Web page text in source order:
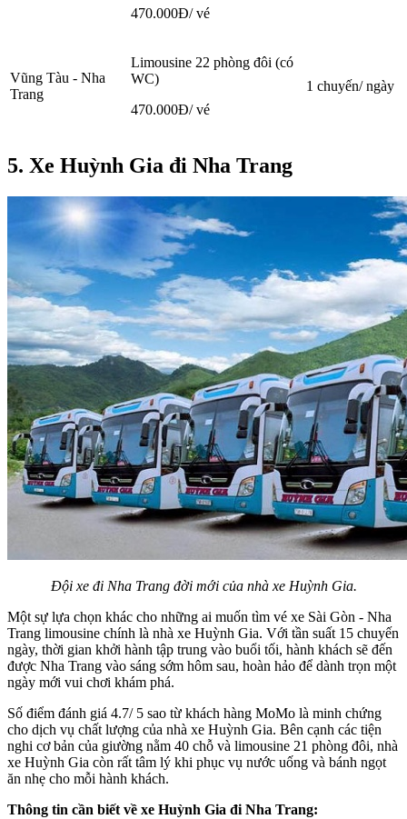
470.000Đ/ vé
Vũng Tàu - Nha
Trang
Limousine 22 phòng đôi (có
WC)
470.000Đ/ vé
1 chuyến/ ngày
5. Xe Huỳnh Gia đi Nha Trang
Đội xe đi Nha Trang đời mới của nhà xe Huỳnh Gia.
Một sự lựa chọn khác cho những ai muốn tìm vé xe Sài Gòn - Nha
Trang limousine chính là nhà xe Huỳnh Gia. Với tần suất 15 chuyến
ngày, thời gian khởi hành tập trung vào buổi tối, hành khách sẽ đến
được Nha Trang vào sáng sớm hôm sau, hoàn hảo để dành trọn một
ngày mới vui chơi khám phá.
Số điểm đánh giá 4.7/ 5 sao từ khách hàng MoMo là minh chứng
cho dịch vụ chất lượng của nhà xe Huỳnh Gia. Bên cạnh các tiện
nghi cơ bản của giường nằm 40 chỗ và limousine 21 phòng đôi, nhà
xe Huỳnh Gia còn rất tâm lý khi phục vụ nước uống và bánh ngọt
ăn nhẹ cho mỗi hành khách.
Thông tin cần biết về xe Huỳnh Gia đi Nha Trang: